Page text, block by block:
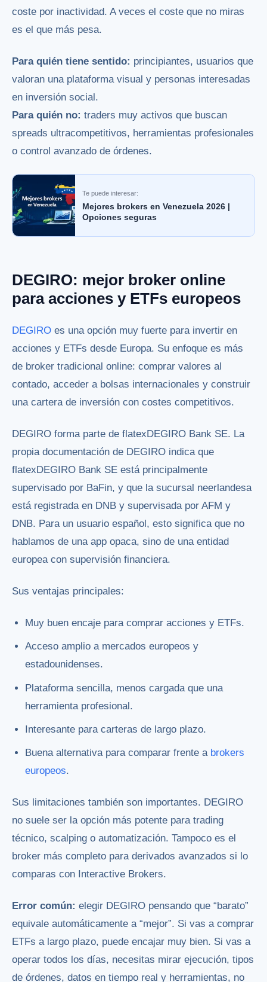
coste por inactividad. A veces el coste que no miras
es el que más pesa.
Para quién tiene sentido: principiantes, usuarios que
valoran una plataforma visual y personas interesadas
en inversión social.
Para quién no: traders muy activos que buscan
spreads ultracompetitivos, herramientas profesionales
o control avanzado de órdenes.
Te puede interesar:
Mejores brokers en Venezuela 2026 |
Opciones seguras
DEGIRO: mejor broker online
para acciones y ETFs europeos
DEGIRO es una opción muy fuerte para invertir en
acciones y ETFs desde Europa. Su enfoque es más
de broker tradicional online: comprar valores al
contado, acceder a bolsas internacionales y construir
una cartera de inversión con costes competitivos.
DEGIRO forma parte de flatexDEGIRO Bank SE. La
propia documentación de DEGIRO indica que
flatexDEGIRO Bank SE está principalmente
supervisado por BaFin, y que la sucursal neerlandesa
está registrada en DNB y supervisada por AFM y
DNB. Para un usuario español, esto significa que no
hablamos de una app opaca, sino de una entidad
europea con supervisión financiera.
Sus ventajas principales:
Muy buen encaje para comprar acciones y ETFs.
Acceso amplio a mercados europeos y
estadounidenses.
Plataforma sencilla, menos cargada que una
herramienta profesional.
Interesante para carteras de largo plazo.
Buena alternativa para comparar frente a brokers
europeos.
Sus limitaciones también son importantes. DEGIRO
no suele ser la opción más potente para trading
técnico, scalping o automatización. Tampoco es el
broker más completo para derivados avanzados si lo
comparas con Interactive Brokers.
Error común: elegir DEGIRO pensando que “barato”
equivale automáticamente a “mejor”. Si vas a comprar
ETFs a largo plazo, puede encajar muy bien. Si vas a
operar todos los días, necesitas mirar ejecución, tipos
de órdenes, datos en tiempo real y herramientas, no